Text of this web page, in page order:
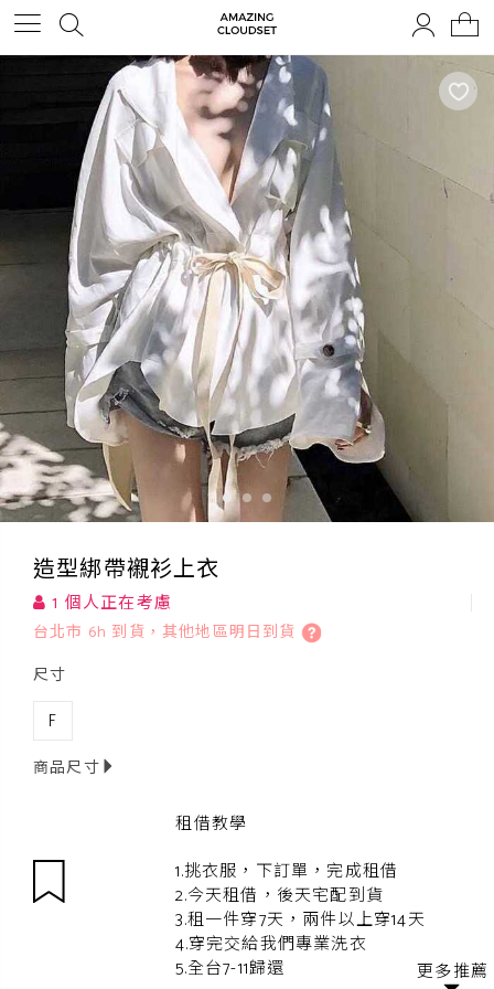
造型綁帶襯衫上衣
1 個人正在考慮
台北市 6h 到貨，其他地區明日到貨
尺寸
F
商品尺寸
租借教學
1.挑衣服，下訂單，完成租借
2.今天租借，後天宅配到貨
3.租一件穿7天，兩件以上穿14天
4.穿完交給我們專業洗衣
5.全台7-11歸還
更多推薦